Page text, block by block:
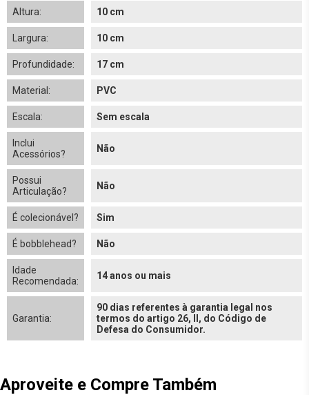
Altura: 10 cm
Largura: 10 cm
Profundidade: 17 cm
Material: PVC
Escala: Sem escala
Inclui
Acessórios?
Não
Possui
Articulação?
Não
É colecionável? Sim
É bobblehead? Não
Idade
Recomendada:
14 anos ou mais
Garantia:
90 dias referentes à garantia legal nos
termos do artigo 26, II, do Código de
Defesa do Consumidor.
Aproveite e Compre Também